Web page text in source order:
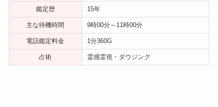
鑑定歴 15年
主な待機時間 9時00分～11時00分
電話鑑定料金 1分360G
占術 霊感霊視・ダウジング